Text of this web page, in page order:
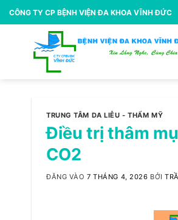
Bỏ
qua
CÔNG TY CP BỆNH VIỆN ĐA KHOA VĨNH ĐỨC
TRUNG TÂM DA LIỄU - THẨM MỸ
Điều trị thâm
CO2
ĐĂNG VÀO7 THÁNG 4, 2026 BỞI